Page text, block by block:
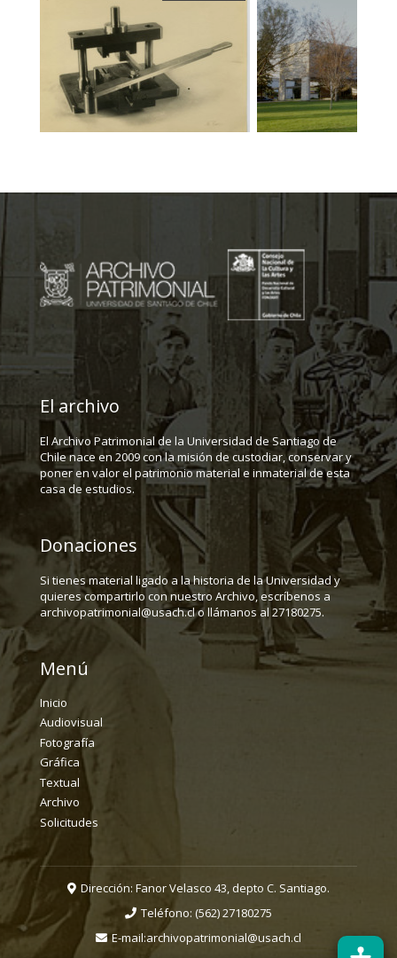
El archivo
El Archivo Patrimonial de la Universidad de Santiago de
Chile nace en 2009 con la misión de custodiar, conservar y
poner en valor el patrimonio material e inmaterial de esta
casa de estudios.
Donaciones
Si tienes material ligado a la historia de la Universidad y
quieres compartirlo con nuestro Archivo, escríbenos a
archivopatrimonial@usach.cl o llámanos al 27180275.
Menú
Inicio
Audiovisual
Fotografía
Gráfica
Textual
Archivo
Solicitudes
Dirección: Fanor Velasco 43, depto C. Santiago.
Teléfono: (562) 27180275
E-mail:archivopatrimonial@usach.cl